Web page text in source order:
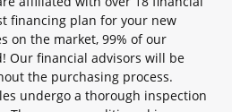
financing plan for your new
on the market, 99% of our
Our financial advisors will be
the purchasing process.
undergo a thorough inspection